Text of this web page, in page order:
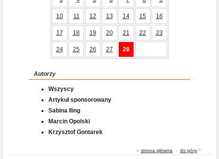
10 11 12 13 14 15 16
17 18 19 20 21 22 23
24 25 26 27 28
Autorzy
Wszyscy
Artykuł sponsorowany
Sabina Iling
Marcin Opolski
Krzysztof Gontarek
« strona główna - do góry ^